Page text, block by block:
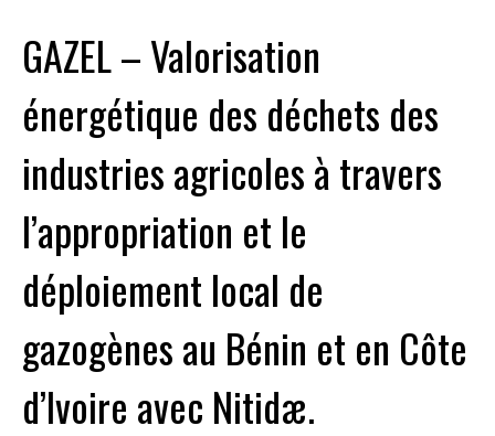
GAZEL – Valorisation
énergétique des déchets des
industries agricoles à travers
l’appropriation et le
déploiement local de
gazogènes au Bénin et en Côte
d’Ivoire avec Nitidæ.